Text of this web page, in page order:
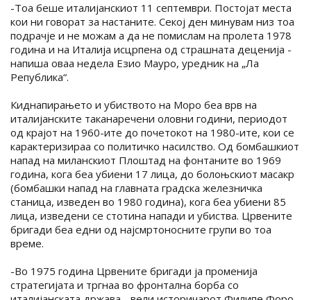
-Тоа беше италијанскиот 11 септември. Постојат места
кои ни говорат за настаните. Секој ден минувам низ тоа
подрачје и не можам а да не помислам на пролета 1978
година и на Италија исцрпена од страшната деценија -
напиша оваа недела Езио Мауро, уредник на „Ла
Република“.
Киднапирањето и убиството на Моро беа врв на
италијанските таканаречени оловни години, периодот
од крајот на 1960-ите до почетокот на 1980-ите, кои се
карактеризираа со политичко насилство. Од бомбашкиот
напад на миланскиот Плоштад на фонтаните во 1969
година, кога беа убиени 17 лица, до болоњскиот масакр
(бомбашки напад на главната градска железничка
станица, изведен во 1980 година), кога беа убиени 85
лица, изведени се стотина напади и убиства. Црвените
бригади беа едни од најсмртоносните групи во тоа
време.
-Во 1975 година Црвените бригади ја променија
стратегијата и тргнаа во фронтална борба со